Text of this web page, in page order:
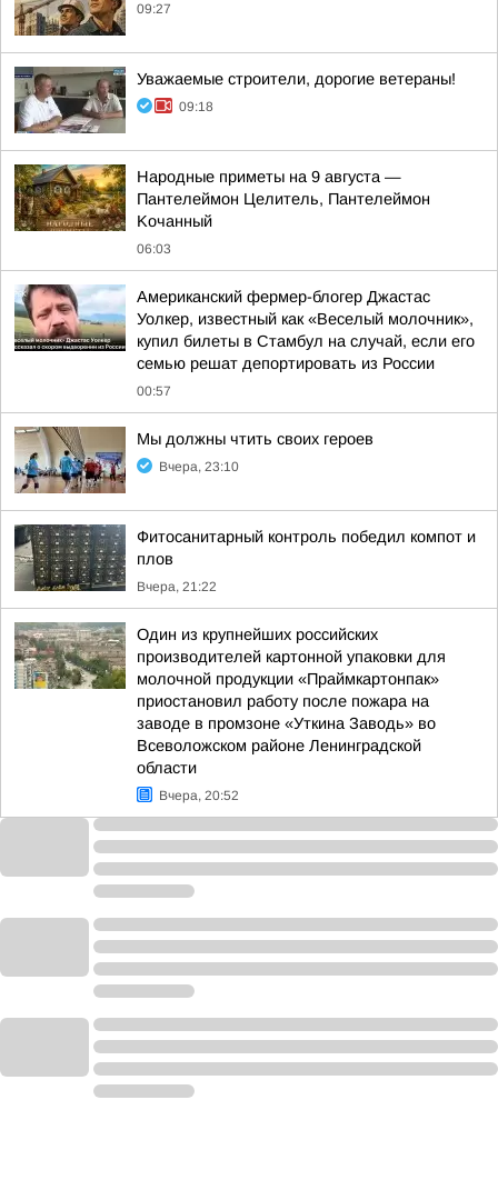
09:27
Уважаемые строители, дорогие ветераны!
09:18
Hapoдныe пpимeты нa 9 aвгуcтa —
Пaнтeлeймoн Цeлитeль, Пaнтeлeймoн
Koчaнный
06:03
Американский фермер-блогер Джастас
Уолкер, известный как «Веселый молочник»,
купил билеты в Стамбул на случай, если его
семью решат депортировать из России
00:57
Мы должны чтить своих героев
Вчера, 23:10
Фитосанитарный контроль победил компот и
плов
Вчера, 21:22
Один из крупнейших российских
производителей картонной упаковки для
молочной продукции «Праймкартонпак»
приостановил работу после пожара на
заводе в промзоне «Уткина Заводь» во
Всеволожском районе Ленинградской
области
Вчера, 20:52